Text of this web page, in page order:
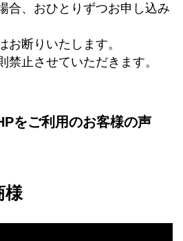
合、おひとりずつお申し込み
断りいたします。
禁止させていただきます。
をご利用のお客様の声
様